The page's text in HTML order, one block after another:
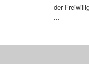
der
...